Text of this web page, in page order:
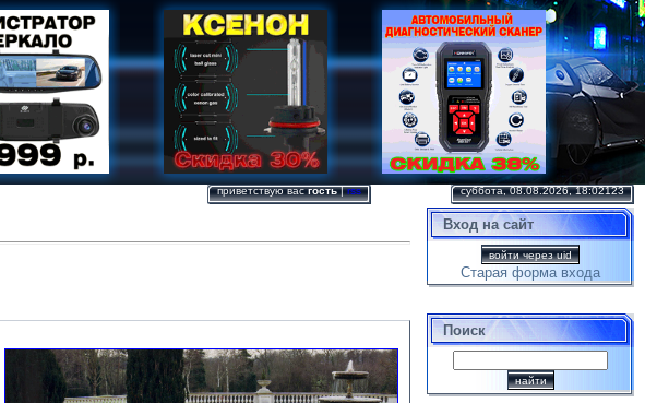
приветствую вас гость|rss суббота, 08.08.2026, 18:02123
Вход на сайт
войти через uid
Старая форма входа
Поиск